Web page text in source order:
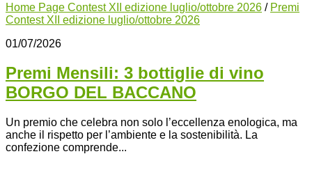
Home Page Contest XII edizione luglio/ottobre 2026 / Premi
Contest XII edizione luglio/ottobre 2026
01/07/2026
Premi Mensili: 3 bottiglie di vino
BORGO DEL BACCANO
Un premio che celebra non solo l’eccellenza enologica, ma
anche il rispetto per l’ambiente e la sostenibilità. La
confezione comprende...